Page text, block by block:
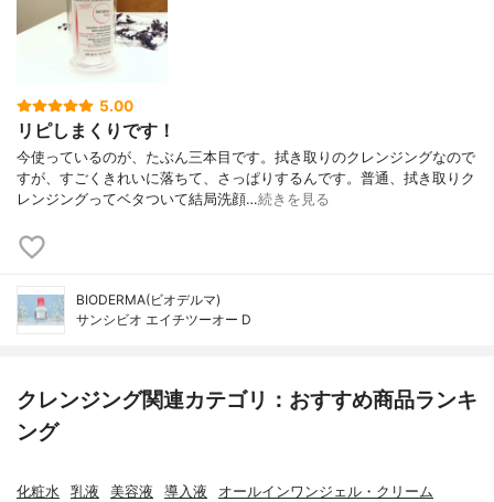
5.00
リピしまくりです！
今使っているのが、たぶん三本目です。拭き取りのクレンジングなので
すが、すごくきれいに落ちて、さっぱりするんです。普通、拭き取りク
レンジングってベタついて結局洗顔…続きを見る
BIODERMA(ビオデルマ)
サンシビオ エイチツーオー D
クレンジング関連カテゴリ：おすすめ商品ランキ
ング
化粧水 乳液 美容液 導入液 オールインワンジェル・クリーム